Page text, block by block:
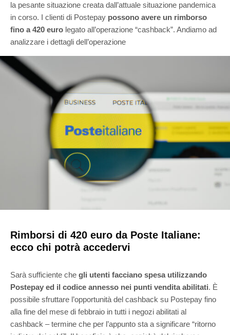
la pesante situazione creata dall’attuale situazione pandemica
in corso. I clienti di Postepay possono avere un rimborso
fino a 420 euro legato all’operazione “cashback”. Andiamo ad
analizzare i dettagli dell’operazione
Rimborsi di 420 euro da Poste Italiane:
ecco chi potrà accedervi
Sarà sufficiente che gli utenti facciano spesa utilizzando
Postepay ed il codice annesso nei punti vendita abilitati. È
possibile sfruttare l’opportunità del cashback su Postepay fino
alla fine del mese di febbraio in tutti i negozi abilitati al
cashback – termine che per l’appunto sta a significare “ritorno